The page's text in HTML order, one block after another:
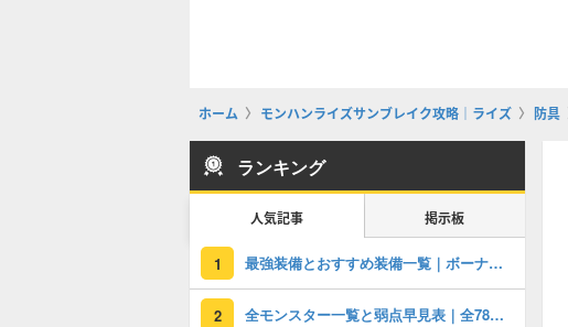
ホーム モンハンライズサンブレイク攻略｜ライズ 防具
ランキング
人気記事 掲示板
1 最強装備とおすすめ装備一覧｜ボーナスアプデ装備
2 全モンスター一覧と弱点早見表｜全78体掲載